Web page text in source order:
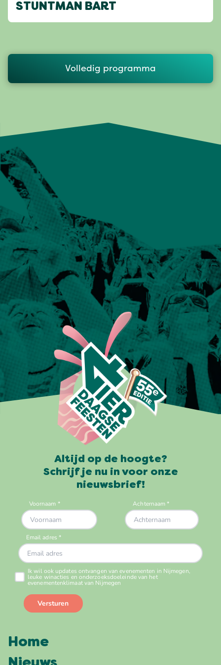
STUNTMAN BART
Volledig programma
Altijd op de hoogte?
Schrijf je nu in voor onze
nieuwsbrief!
Home